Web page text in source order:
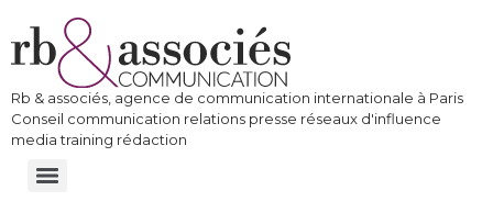
Rb & associés, agence de communication internationale à Paris
Conseil communication relations presse réseaux d'influence
media training rédaction